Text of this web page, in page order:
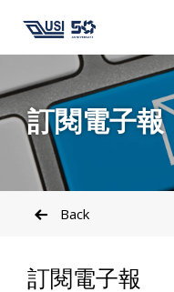
訂閱電子報
Back
訂閱電子報